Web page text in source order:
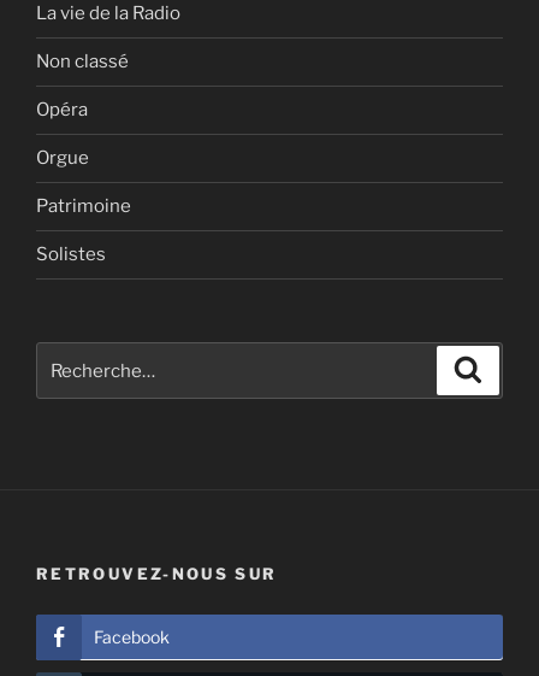
La vie de la Radio
Non classé
Opéra
Orgue
Patrimoine
Solistes
RETROUVEZ-NOUS SUR
Facebook